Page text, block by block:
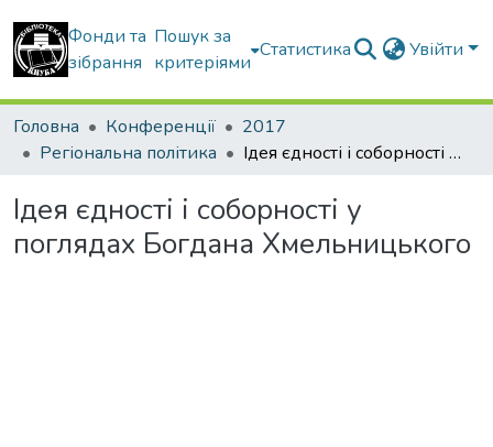
Фонди та
зібрання
Пошук за
критеріями
Статистика Увійти
Головна Конференції
2017
Регіональна політика
Ідея єдності і соборності у поглядах Богдана Хмельницького
Ідея єдності і соборності у
поглядах Богдана Хмельницького